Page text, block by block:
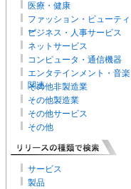
医療・健康
ファッション・ビューティ
ー
ビジネス・人事サービス
ネットサービス
コンピュータ・通信機器
エンタテインメント・音楽
関連
その他非製造業
その他製造業
その他サービス
その他
サービス
製品